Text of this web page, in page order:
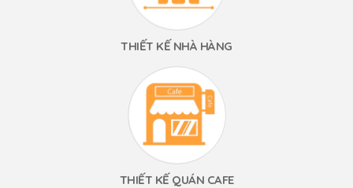
THIẾT KẾ NHÀ HÀNG
THIẾT KẾ QUÁN CAFE